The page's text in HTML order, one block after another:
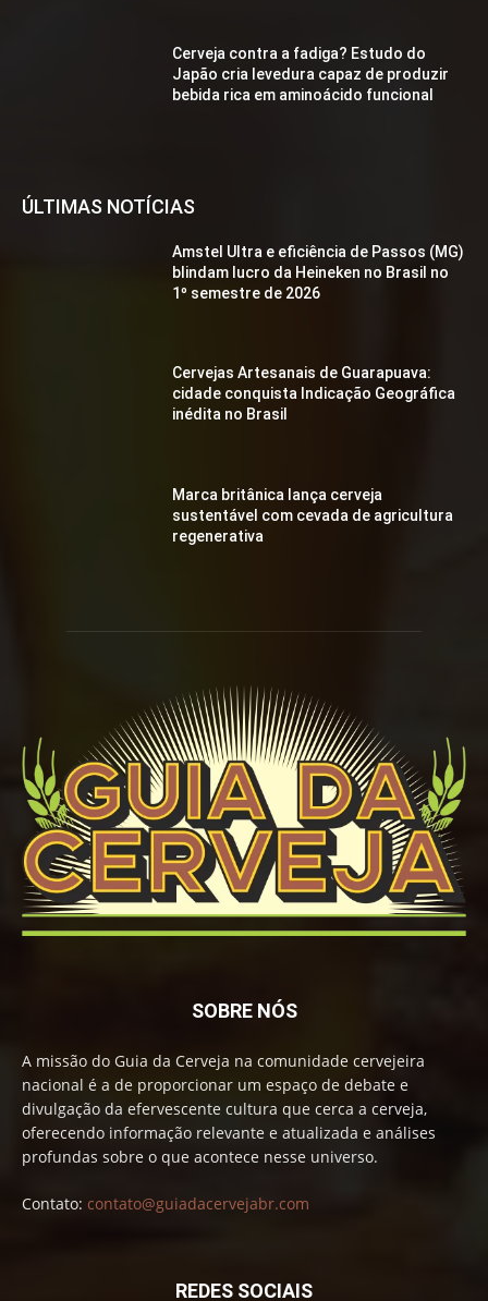
Cerveja contra a fadiga? Estudo do
Japão cria levedura capaz de produzir
bebida rica em aminoácido funcional
ÚLTIMAS NOTÍCIAS
Amstel Ultra e eficiência de Passos (MG)
blindam lucro da Heineken no Brasil no
1º semestre de 2026
Cervejas Artesanais de Guarapuava:
cidade conquista Indicação Geográfica
inédita no Brasil
Marca britânica lança cerveja
sustentável com cevada de agricultura
regenerativa
SOBRE NÓS
A missão do Guia da Cerveja na comunidade cervejeira
nacional é a de proporcionar um espaço de debate e
divulgação da efervescente cultura que cerca a cerveja,
oferecendo informação relevante e atualizada e análises
profundas sobre o que acontece nesse universo.
Contato: contato@guiadacervejabr.com
REDES SOCIAIS